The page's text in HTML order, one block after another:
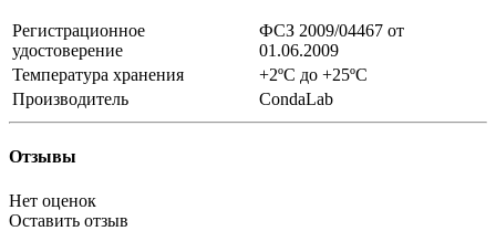
Регистрационное
удостоверение
ФСЗ 2009/04467 от
01.06.2009
Температура хранения
+2ºC до +25ºC
Производитель
CondaLab
Отзывы
Нет оценок
Оставить отзыв